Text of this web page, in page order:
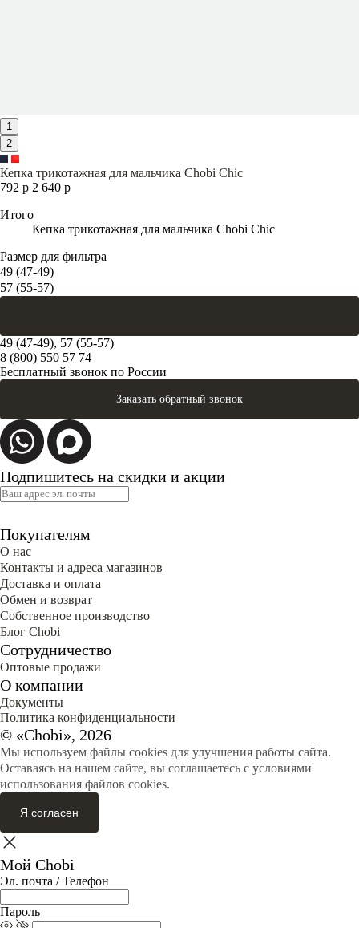
1
2
Кепка трикотажная для мальчика Chobi Chic
792 р 2 640 р
Итого
Кепка трикотажная для мальчика Chobi Chic
Размер для фильтра
49 (47-49)
57 (55-57)
49 (47-49), 57 (55-57)
8 (800) 550 57 74
Бесплатный звонок по России
Заказать обратный звонок
Подпишитесь на скидки и акции
Покупателям
О нас
Контакты и адреса магазинов
Доставка и оплата
Обмен и возврат
Собственное производство
Блог Сhobi
Сотрудничество
Оптовые продажи
О компании
Документы
Политика конфиденциальности
© «Chobi», 2026
Мы используем файлы cookies для улучшения работы сайта.
Оставаясь на нашем сайте, вы соглашаетесь с условиями
использования файлов cookies.
Я согласен
Мой Chobi
Эл. почта / Телефон
Пароль